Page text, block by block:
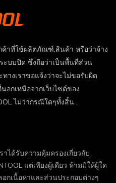
ค้าที่ใช้ผลิตภัณฑ์,สินค้า หรือว่าจ้าง
ะบบปิด ซึ่งถือว่าเป็นพื้นที่ส่วน
างเราขอแจ้งว่าจะไม่ขอรับผิด
อกเหนือจากเว็บไซต์ของ
ไม่ว่ากรณีใดๆทั้งสิ้น .
าได้รับความคุ้มครองเกี่ยวกับ
แต่เพียงผู้เดียว ห้ามมิให้ผู้ใด
กเนื้อหาและส่วนประกอบต่างๆ